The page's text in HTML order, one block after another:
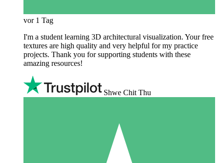
vor 1 Tag
I'm a student learning 3D architectural visualization. Your free
textures are high quality and very helpful for my practice
projects. Thank you for supporting students with these
amazing resources!
Shwe Chit Thu